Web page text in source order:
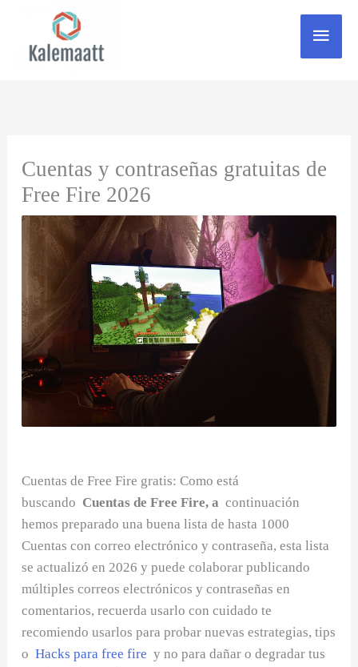
springen
Cuentas y contraseñas gratuitas de
Free Fire 2026
Cuentas de Free Fire gratis: Como está
buscando Cuentas de Free Fire, a continuación
hemos preparado una buena lista de hasta 1000
Cuentas con correo electrónico y contraseña, esta lista
se actualizó en 2026 y puede colaborar publicando
múltiples correos electrónicos y contraseñas en
comentarios, recuerda usarlo con cuidado te
recomiendo usarlos para probar nuevas estrategias, tips
o Hacks para free fire y no para dañar o degradar tus